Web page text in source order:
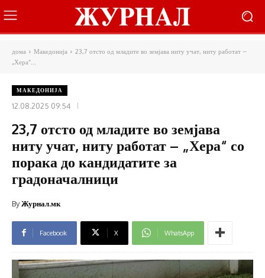
дома Македонија
23,7 отсто од младите во земјава ниту учат, ниту работат –
„Хера“...
МАКЕДОНИЈА
12.08.2025 09:54
23,7 отсто од младите во земјава
ниту учат, ниту работат – „Хера“ со
порака до кандидатите за
градоначалници
ByЖурнал.мк
Facebook X WhatsApp